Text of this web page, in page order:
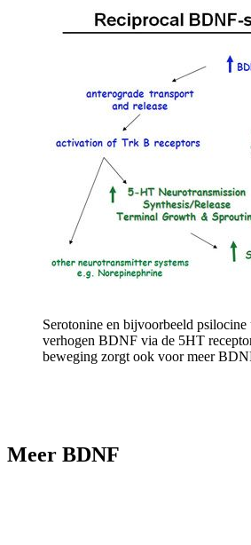
Serotonine en bijvoorbeeld psilocine
verhogen BDNF via de 5HT
beweging zorgt ook voor meer
Meer BDNF